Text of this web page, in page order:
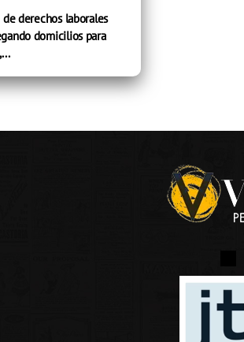
derechos laborales
domicilios para